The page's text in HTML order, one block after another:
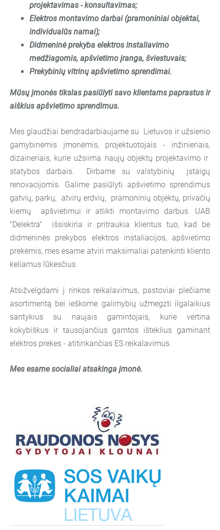
projektavimas - konsultavimas;
Elektros montavimo darbai (pramoniniai objektai,
individualūs namai);
Didmeninė prekyba elektros instaliavimo
medžiagomis, apšvietimo įranga, šviestuvais;
Prekybinių vitrinų apšvietimo sprendimai.
Mūsų įmonės tikslas pasiūlyti savo klientams paprastus ir
aiškius apšvietimo sprendimus.
Mes glaudžiai bendradarbiaujame su Lietuvos ir užsienio
gamybinėmis įmonėmis, projektuotojais - inžinieriais,
dizaineriais, kurie užsiima naujų objektų projektavimo ir
statybos darbais. Dirbame su valstybinių įstaigų
renovacijomis. Galime pasiūlyti apšvietimo sprendimus
gatvių, parkų, atvirų erdvių, pramoninių objektų, privačių
kiemų apšvietimui ir atlikti montavimo darbus. UAB
"Delektra" išsiskiria ir pritraukia klientus tuo, kad be
didmeninės prekybos elektros instaliacijos, apšvietimo
prekėmis, mes esame atviri maksimaliai patenkinti kliento
keliamus lūkesčius.
Atsižvelgdami į rinkos reikalavimus, pastoviai plečiame
asortimentą bei ieškome galimybių užmegzti ilgalaikius
santykius su naujais gamintojais, kurie vertina
kokybiškus ir tausojančius gamtos išteklius gaminant
elektros prekes - atitinkančias ES reikalavimus.
Mes esame socialiai atsakinga įmonė.